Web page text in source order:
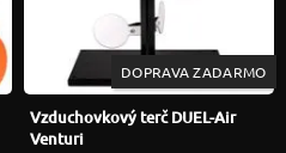
DOPRAVA ZADARMO
Vzduchovkový terč DUEL-Air
Venturi